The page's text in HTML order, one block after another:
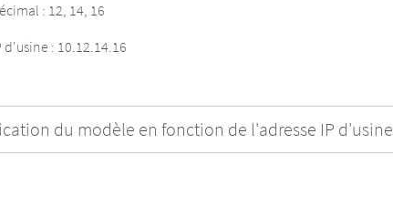
: 12, 14, 16
d'usine : 10.12.14.16
du modèle en fonction de l'adresse IP d'usine